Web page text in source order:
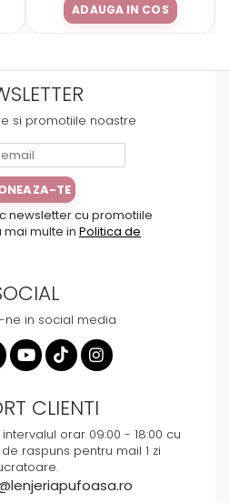
ADAUGA IN COS
si promotiile noastre
newsletter cu promotiile
mai multe in Politica de
ne in social media
CLIENTI
orar 09:00 - 18:00 cu
raspuns pentru mail 1 zi